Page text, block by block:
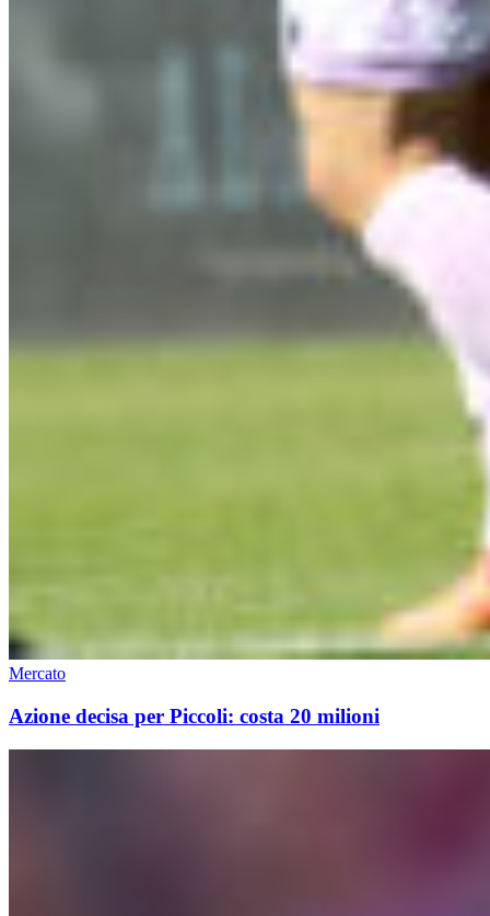
Mercato
Azione decisa per Piccoli: costa 20 milioni